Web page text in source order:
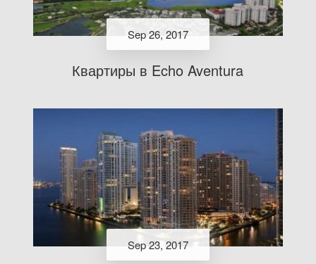
Sep 26, 2017
Квартиры в Echo Aventura
Sep 23, 2017